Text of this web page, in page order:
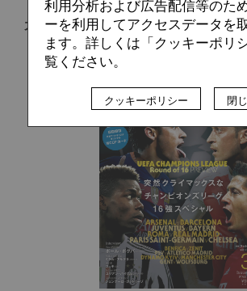
「選手なら誰もが目指すべき場所」槙野智
力
利用分析および広告配信等のた
ーを利用してアクセスデータを
ます。詳しくは「クッキーポリ
覧ください。
クッキーポリシー 閉